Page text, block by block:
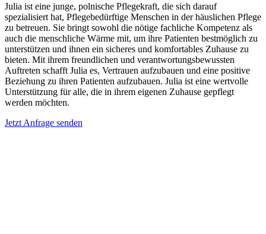
Julia ist eine junge, polnische Pflegekraft, die sich darauf
spezialisiert hat, Pflegebedürftige Menschen in der häuslichen Pflege
zu betreuen. Sie bringt sowohl die nötige fachliche Kompetenz als
auch die menschliche Wärme mit, um ihre Patienten bestmöglich zu
unterstützen und ihnen ein sicheres und komfortables Zuhause zu
bieten. Mit ihrem freundlichen und verantwortungsbewussten
Auftreten schafft Julia es, Vertrauen aufzubauen und eine positive
Beziehung zu ihren Patienten aufzubauen. Julia ist eine wertvolle
Unterstützung für alle, die in ihrem eigenen Zuhause gepflegt
werden möchten.
Jetzt Anfrage senden